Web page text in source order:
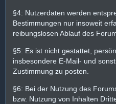
§4: Nutzerdaten werden
Bestimmungen nur insoweit
reibungslosen Ablauf des
§5: Es ist nicht gestattet,
insbesondere E-Mail- und
Zustimmung zu posten.
§6: Bei der Nutzung des
bzw. Nutzung von Inhalten